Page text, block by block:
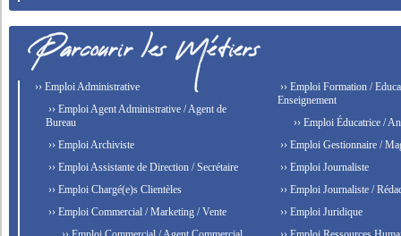
›› Emploi Administrative
›› Emploi Agent Administrative / Agent de
Bureau
›› Emploi Archiviste
›› Emploi Assistante de Direction / Secrétaire
›› Emploi Chargé(e)s Clientèles
›› Emploi Commercial / Marketing / Vente
›› Emploi Formation /
Enseignement
›› Emploi Éducatrice /
›› Emploi Gestionnaire /
›› Emploi Journaliste
›› Emploi Journaliste /
›› Emploi Juridique